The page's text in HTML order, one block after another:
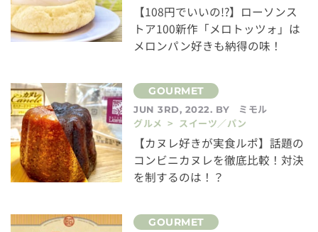
【108円でいいの!?】ローソンス
トア100新作「メロトッツォ」は
メロンパン好きも納得の味！
JUN 3RD, 2022. BY
ミモル
グルメ > スイーツ／パン
【カヌレ好きが実食ルポ】話題の
コンビニカヌレを徹底比較！対決
を制するのは！？